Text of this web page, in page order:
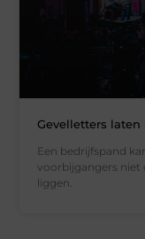
Gevelletters
Een bedrijfspand
voorbijgangers niet
liggen.